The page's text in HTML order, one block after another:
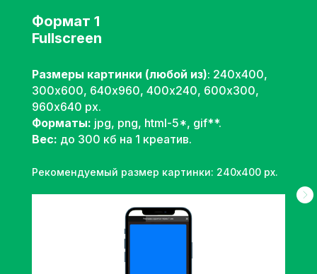
Формат 1
Fullscreen
Размеры картинки (любой из): 240х400,
300х600, 640х960, 400х240, 600х300,
960х640 px.
Форматы: jpg, png, html-5*, gif**.
Вес: до 300 кб на 1 креатив.
Рекомендуемый размер картинки: 240х400 px.